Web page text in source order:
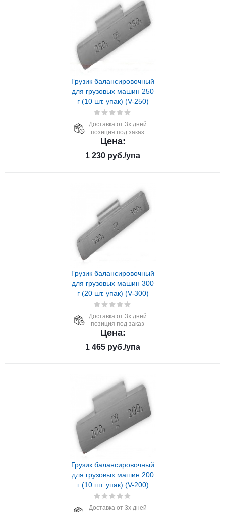
Грузик балансировочный
для грузовых машин 250
г (10 шт. упак) (V-250)
Доставка от 3х дней
позиция под заказ
Цена:
1 230 руб./упа
Грузик балансировочный
для грузовых машин 300
г (20 шт. упак) (V-300)
Доставка от 3х дней
позиция под заказ
Цена:
1 465 руб./упа
Грузик балансировочный
для грузовых машин 200
г (10 шт. упак) (V-200)
Доставка от 3х дней